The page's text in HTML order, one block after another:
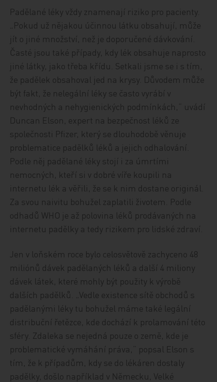
Padělané léky vždy znamenají riziko pro pacienty.
„Pokud už nějakou účinnou látku obsahují, může
jít o jiné množství, než je doporučené dávkování.
Časté jsou také případy, kdy lék obsahuje naprosto
jiné látky, jako třeba křídu. Setkali jsme se i s tím,
že padělek obsahoval jed na krysy. Důvodem může
být fakt, že nelegální léky se často vyrábí v
nevhodných a nehygienických podmínkách,“ uvádí
Duncan Elson, expert na bezpečnost léků ze
společnosti Pfizer, který se dlouhodobě věnuje
problematice padělků léků a jejich odhalování.
Podle něj padělané léky stojí i za úmrtími
nemocných, kteří si v dobré víře koupili na
internetu lék a věřili, že se k nim dostane originál.
Za svou naivitu bohužel zaplatili životem. Podle
odhadů WHO je až polovina léků prodávaných na
internetu padělky a tedy rizikem pro lidské zdraví.
Jen v loňském roce bylo celosvětově zachyceno 48
miliónů dávek padělaných léků a další 4 miliony
dávek látek, které mohly být použity k výrobě
dalších padělků. „Vedle existence sítě obchodů s
padělanými léky tu bohužel máme také legální
distribuční řetězce, kde dochází k prolamování této
sféry. Zdaleka se nejedná pouze o země, kde je
problematické vymáhání práva,“ popsal Elson s
tím, že k případům, kdy se do lékáren dostaly
padělky, došlo například v Německu, Velké